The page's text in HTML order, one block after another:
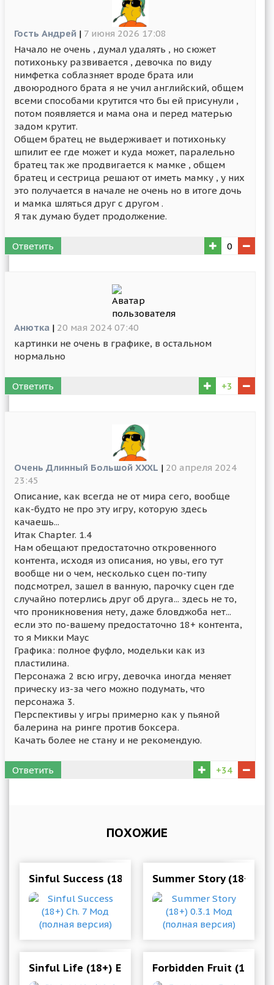
Гость Андрей | 7 июня 2026 17:08
Начало не очень , думал удалять , но сюжет
потихоньку развивается , девочка по виду
нимфетка соблазняет вроде брата или
двоюродного брата я не учил английский, общем
всеми способами крутится что бы ей присунули ,
потом появляется и мама она и перед матерью
задом крутит.
Общем братец не выдерживает и потихоньку
шпилит ее где может и куда может, паралельно
братец так же продвигается к мамке , общем
братец и сестрица решают от иметь мамку , у них
это получается в начале не очень но в итоге дочь
и мамка шляться друг с другом .
Я так думаю будет продолжение.
Ответить 0
Анютка | 20 мая 2024 07:40
картинки не очень в графике, в остальном
нормально
Ответить +3
Очень Длинный Большой ХXXL | 20 апреля 2024
23:45
Описание, как всегда не от мира сего, вообще
как-будто не про эту игру, которую здесь
качаешь...
Итак Chapter. 1.4
Нам обещают предостаточно откровенного
контента, исходя из описания, но увы, его тут
вообще ни о чем, несколько сцен по-типу
подсмотрел, зашел в ванную, парочку сцен где
случайно потерлись друг об друга... здесь не то,
что проникновения нету, даже бловджоба нет...
если это по-вашему предостаточно 18+ контента,
то я Микки Маус
Графика: полное фуфло, модельки как из
пластилина.
Персонажа 2 всю игру, девочка иногда меняет
прическу из-за чего можно подумать, что
персонажа 3.
Перспективы у игры примерно как у пьяной
балерина на ринге против боксера.
Качать более не стану и не рекомендую.
Ответить +34
ПОХОЖИЕ
Sinful Success (18+) Ch. 7 Мод (полная версия)
Summer Story (18+)
Sinful Life (18+) Ep. 11 Мод (полная версия)
Forbidden Fruit (18+)